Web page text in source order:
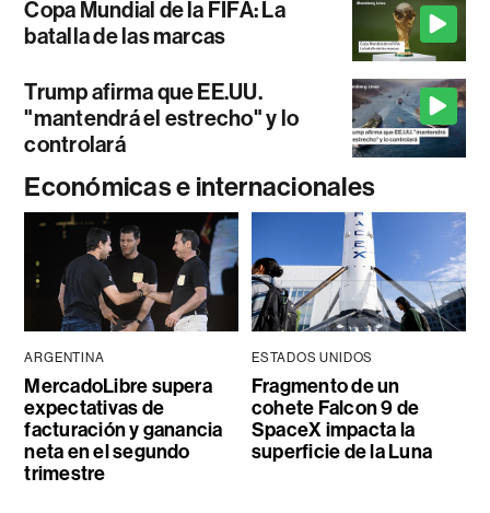
Copa Mundial de la FIFA: La
batalla de las marcas
Trump afirma que EE.UU.
"mantendrá el estrecho" y lo
controlará
Económicas e internacionales
ARGENTINA
MercadoLibre supera
expectativas de
facturación y ganancia
neta en el segundo
trimestre
ESTADOS UNIDOS
Fragmento de un
cohete Falcon 9 de
SpaceX impacta la
superficie de la Luna